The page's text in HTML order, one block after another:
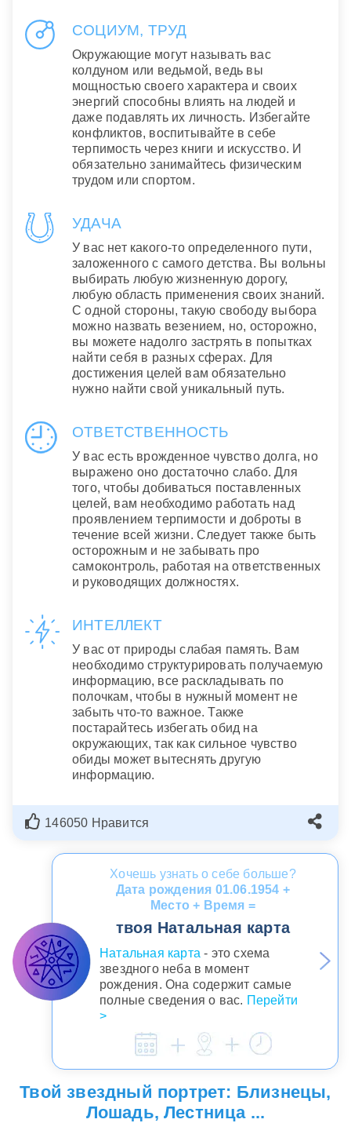
СОЦИУМ, ТРУД
Окружающие могут называть вас
колдуном или ведьмой, ведь вы
мощностью своего характера и своих
энергий способны влиять на людей и
даже подавлять их личность. Избегайте
конфликтов, воспитывайте в себе
терпимость через книги и искусство. И
обязательно занимайтесь физическим
трудом или спортом.
УДАЧА
У вас нет какого-то определенного пути,
заложенного с самого детства. Вы вольны
выбирать любую жизненную дорогу,
любую область применения своих знаний.
С одной стороны, такую свободу выбора
можно назвать везением, но, осторожно,
вы можете надолго застрять в попытках
найти себя в разных сферах. Для
достижения целей вам обязательно
нужно найти свой уникальный путь.
ОТВЕТСТВЕННОСТЬ
У вас есть врожденное чувство долга, но
выражено оно достаточно слабо. Для
того, чтобы добиваться поставленных
целей, вам необходимо работать над
проявлением терпимости и доброты в
течение всей жизни. Следует также быть
осторожным и не забывать про
самоконтроль, работая на ответственных
и руководящих должностях.
ИНТЕЛЛЕКТ
У вас от природы слабая память. Вам
необходимо структурировать получаемую
информацию, все раскладывать по
полочкам, чтобы в нужный момент не
забыть что-то важное. Также
постарайтесь избегать обид на
окружающих, так как сильное чувство
обиды может вытеснять другую
информацию.
146050 Нравится
Хочешь узнать о себе больше?
Дата рождения 01.06.1954 +
Место + Время =
твоя Натальная карта
Натальная карта - это схема
звездного неба в момент
рождения. Она содержит самые
полные сведения о вас. Перейти
>
Твой звездный портрет: Близнецы,
Лошадь, Лестница ...